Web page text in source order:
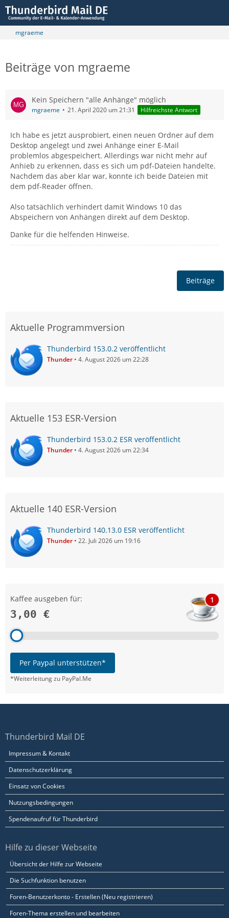
mgraeme
Beiträge von mgraeme
Kein Speichern "alle Anhänge" möglich
mgraeme 21. April 2020 um 21:31 Hilfreichste Antwort
Ich habe es jetzt ausprobiert, einen neuen Ordner auf dem
Desktop angelegt und zwei Anhänge einer E-Mail
problemlos abgespeichert. Allerdings war nicht mehr auf
Anhieb zu erkennen, dass es sich um pdf-Dateien handelte.
Nachdem das aber klar war, konnte ich beide Dateien mit
dem pdf-Reader öffnen.
Also tatsächlich verhindert damit Windows 10 das
Abspeichern von Anhängen direkt auf dem Desktop.
Danke für die helfenden Hinweise.
Beiträge
Aktuelle Programmversion
Thunderbird 153.0.2 veröffentlicht
Thunder 4. August 2026 um 22:28
Aktuelle 153 ESR-Version
Thunderbird 153.0.2 ESR veröffentlicht
Thunder 4. August 2026 um 22:34
Aktuelle 140 ESR-Version
Thunderbird 140.13.0 ESR veröffentlicht
Thunder 22. Juli 2026 um 19:16
Kaffee ausgeben für:
3,00 €
1
Per Paypal unterstützen*
*Weiterleitung zu PayPal.Me
Thunderbird Mail DE
Impressum & Kontakt
Datenschutzerklärung
Einsatz von Cookies
Nutzungsbedingungen
Spendenaufruf für Thunderbird
Hilfe zu dieser Webseite
Übersicht der Hilfe zur Webseite
Die Suchfunktion benutzen
Foren-Benutzerkonto - Erstellen (Neu registrieren)
Foren-Thema erstellen und bearbeiten